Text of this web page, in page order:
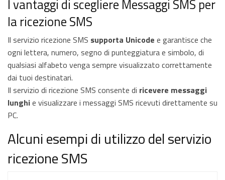
I vantaggi di scegliere Messaggi SMS per
la ricezione SMS
Il servizio ricezione SMS supporta Unicode e garantisce che
ogni lettera, numero, segno di punteggiatura e simbolo, di
qualsiasi alfabeto venga sempre visualizzato correttamente
dai tuoi destinatari.
Il servizio di ricezione SMS consente di ricevere messaggi
lunghie visualizzare i messaggi SMS ricevuti direttamente su
PC.
Alcuni esempi di utilizzo del servizio
ricezione SMS